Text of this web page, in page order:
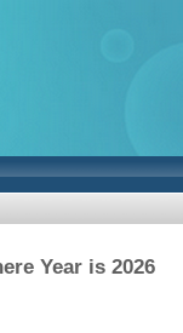
Year is 2026